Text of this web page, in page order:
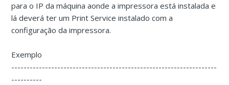
para o IP da máquina aonde a impressora está instalada e
lá deverá ter um Print Service instalado com a
configuração da impressora.
Exemplo
-------------------------------------------------------------------
----------